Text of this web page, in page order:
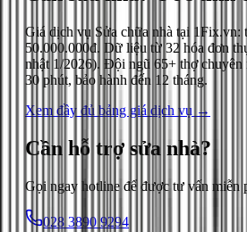
Giá dịch vụ Sửa chữa nhà tại 1Fix.vn:
50.000.000đ. Dữ liệu từ 32 hóa đơn
nhật 1/2026). Đội ngũ 65+ thợ chuyên
30 phút, bảo hành đến 12 tháng.
Xem đầy đủ bảng giá dịch vụ →
Cần hỗ trợ sửa nhà?
Gọi ngay hotline để được tư vấn miễn
028 3890 9294